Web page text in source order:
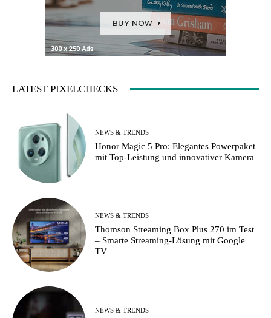
LATEST PIXELCHECKS
NEWS & TRENDS
Honor Magic 5 Pro: Elegantes Powerpaket
mit Top-Leistung und innovativer Kamera
NEWS & TRENDS
Thomson Streaming Box Plus 270 im Test
– Smarte Streaming-Lösung mit Google
TV
NEWS & TRENDS